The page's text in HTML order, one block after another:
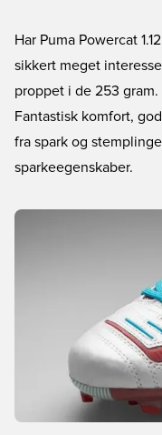
Har Puma Powercat
sikkert meget
proppet i de 253
Fantastisk komfort,
fra spark og
sparkeegenskaber.